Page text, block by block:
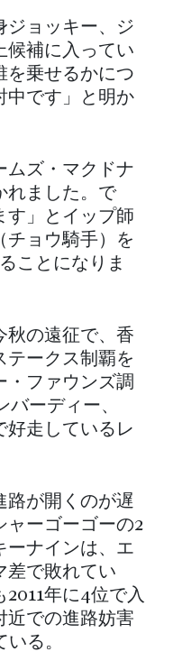
ジョッキー、ジ
候補に入ってい
を乗せるかにつ
中です」と明か
ムズ・マクドナ
れました。で
す」とイップ師
チョウ騎手）を
ことになりま
秋の遠征で、香
テークス制覇を
・ファウンズ調
ーディー、
好走しているレ
路が開くのが遅
ャーゴーゴーの2
ーナインは、エ
差で敗れてい
年に4位で入
近での進路妨害
る。